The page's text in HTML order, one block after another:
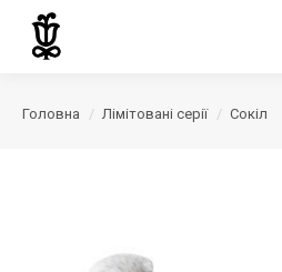
Головна Лімітовані серії Сокіл